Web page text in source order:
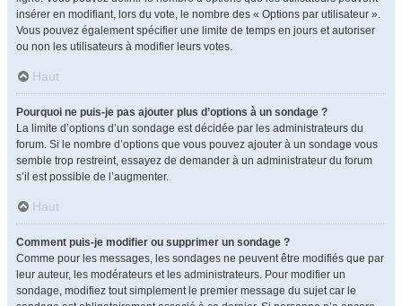
insérer en modifiant, lors du vote, le nombre des « Options par utilisateur ».
Vous pouvez également spécifier une limite de temps en jours et autoriser
ou non les utilisateurs à modifier leurs votes.
Haut
Pourquoi ne puis-je pas ajouter plus d’options à un sondage ?
La limite d’options d’un sondage est décidée par les administrateurs du
forum. Si le nombre d’options que vous pouvez ajouter à un sondage vous
semble trop restreint, essayez de demander à un administrateur du forum
s’il est possible de l’augmenter.
Haut
Comment puis-je modifier ou supprimer un sondage ?
Comme pour les messages, les sondages ne peuvent être modifiés que par
leur auteur, les modérateurs et les administrateurs. Pour modifier un
sondage, modifiez tout simplement le premier message du sujet car le